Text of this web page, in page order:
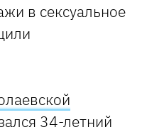
в сексуальное
34-летний